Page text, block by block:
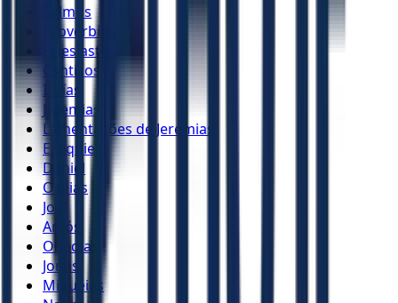
Salmos
Provérbios
Eclesiastes
Cânticos
Isaías
Jeremias
Lamentações de Jeremias
Ezequiel
Daniel
Oséias
Joel
Amós
Obadias
Jonas
Miquéias